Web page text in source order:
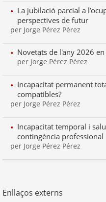
La jubilació parcial a
perspectives de futur
per Jorge Pérez Pérez
Novetats de l'any 2026
per Jorge Pérez Pérez
Incapacitat permanent
compatibles?
per Jorge Pérez Pérez
Incapacitat temporal i
contingència professional
per Jorge Pérez Pérez
Enllaços externs